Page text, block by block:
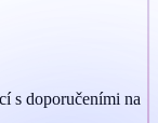
s doporučeními na